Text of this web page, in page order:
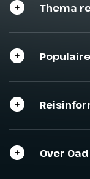
Thema
Over Oad